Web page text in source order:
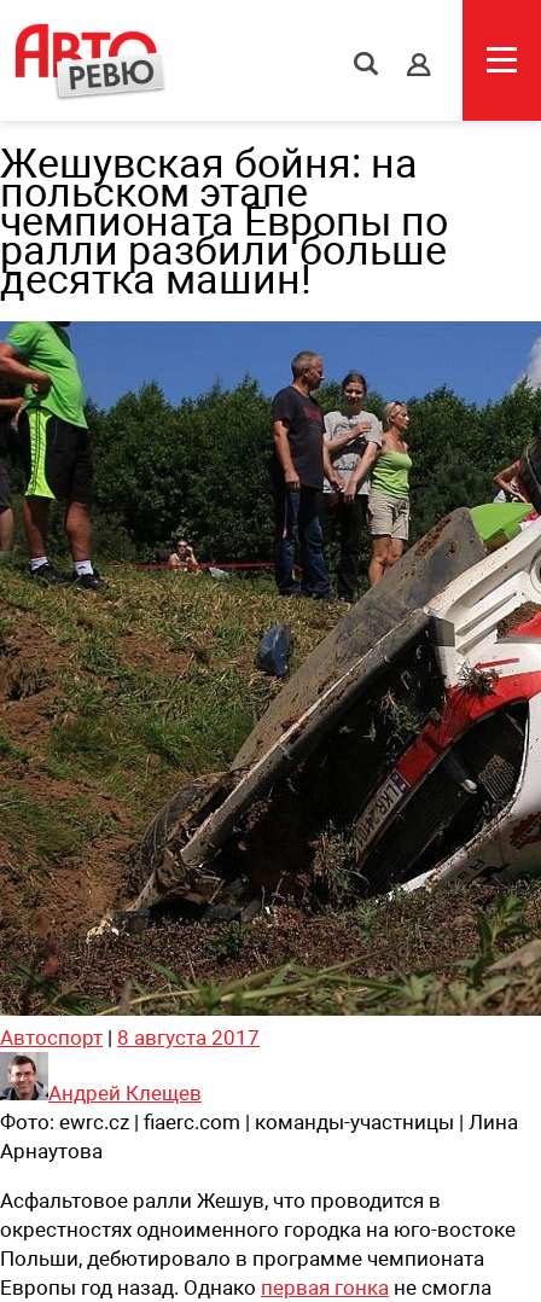
s
Жешувская бойня: на
польском этапе
чемпионата Европы по
ралли разбили больше
десятка машин!
Автоспорт | 8 августа 2017
Андрей Клещев
Фото: ewrc.cz | fiaerc.com | команды-участницы | Лина
Арнаутова
Асфальтовое ралли Жешув, что проводится в
окрестностях одноименного городка на юго-востоке
Польши, дебютировало в программе чемпионата
Европы год назад. Однако первая гонка не смогла